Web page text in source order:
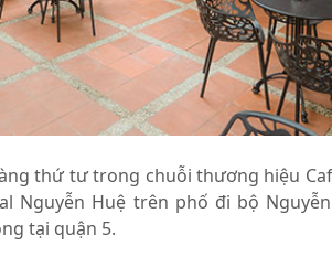
thứ tư trong chuỗi thương hiệu
Nguyễn Huệ trên phố đi bộ
tại quận 5.